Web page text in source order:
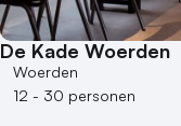
De Kade Woerden
Woerden
12 - 30 personen